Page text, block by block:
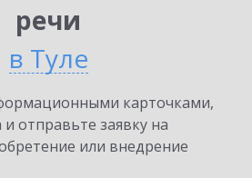
речи
в Туле
карточками,
отправьте заявку на
или внедрение